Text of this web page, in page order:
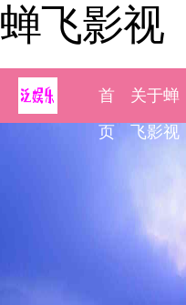
蝉飞影视
首
页
关于蝉
飞影视